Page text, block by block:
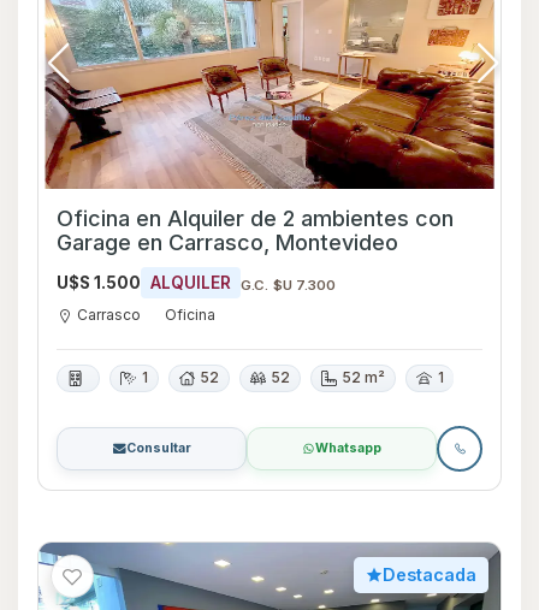
Oficina en Alquiler de 2 ambientes con
Garage en Carrasco, Montevideo
U$S 1.500 ALQUILER G.C. $U 7.300
Carrasco Oficina
1 52 52 52 m² 1
Consultar Whatsapp
Destacada